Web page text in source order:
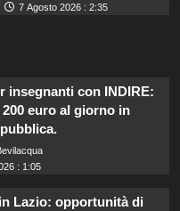
7 Agosto 2026 : 2:35
insegnanti con INDIRE:
euro al giorno in
: 1:05
Lazio: opportunità di